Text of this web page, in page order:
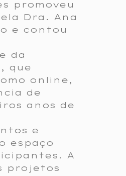
promoveu
Dra. Ana
e contou
da
que
online,
de
anos de
e
espaço
A
projetos